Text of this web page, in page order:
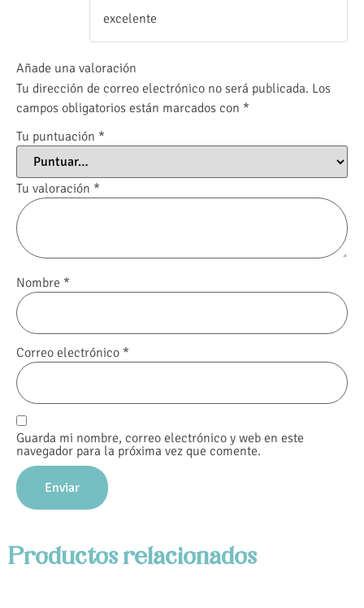
excelente
Añade una valoración
Tu dirección de correo electrónico no será publicada. Los
campos obligatorios están marcados con *
Tu puntuación *
Tu valoración *
Nombre *
Correo electrónico *
Guarda mi nombre, correo electrónico y web en este
navegador para la próxima vez que comente.
Productos relacionados